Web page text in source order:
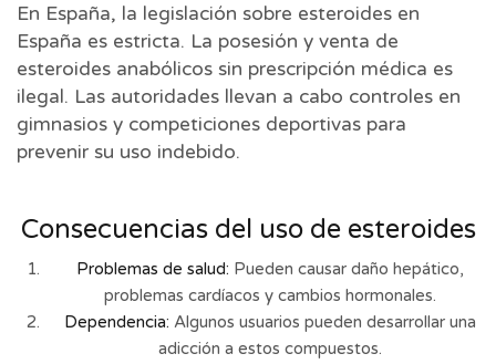
En España, la legislación sobre esteroides en
España es estricta. La posesión y venta de
esteroides anabólicos sin prescripción médica es
ilegal. Las autoridades llevan a cabo controles en
gimnasios y competiciones deportivas para
prevenir su uso indebido.
Consecuencias del uso de esteroides
Problemas de salud: Pueden causar daño hepático,
problemas cardíacos y cambios hormonales.
Dependencia: Algunos usuarios pueden desarrollar una
adicción a estos compuestos.